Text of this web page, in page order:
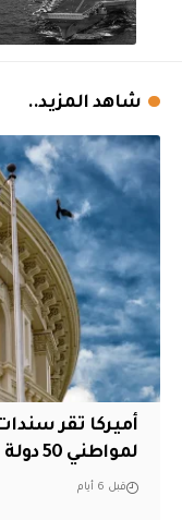
شاهد المزيد..
لمواطني 50 دولة
قبل 6 أيام